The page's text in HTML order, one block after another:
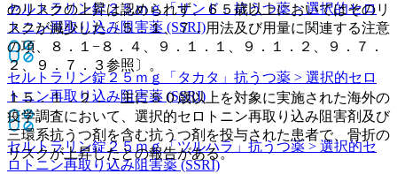
セルトラリン錠２５ｍｇ「サンド」 抗うつ薬 > 選択的セロ
トニン再取り込み阻害薬 (SSRI)
セルトラリン錠２５ｍｇ「タカタ」 抗うつ薬 > 選択的セロ
トニン再取り込み阻害薬 (SSRI)
セルトラリン錠２５ｍｇ「ツルハラ」抗うつ薬 > 選択的セ
ロトニン再取り込み阻害薬 (SSRI)
のリスクの上昇は認められず、６５歳以上においてはそのリ
スクが減少した〔５．１、７．用法及び用量に関連する注意
の項、８．１−８．４、９．１．１、９．１．２、９．７．
２、９．７．３参照〕。
１５．１．２． 主に５０歳以上を対象に実施された海外の
疫学調査において、選択的セロトニン再取り込み阻害剤及び
三環系抗うつ剤を含む抗うつ剤を投与された患者で、骨折の
リスクが上昇したとの報告がある。